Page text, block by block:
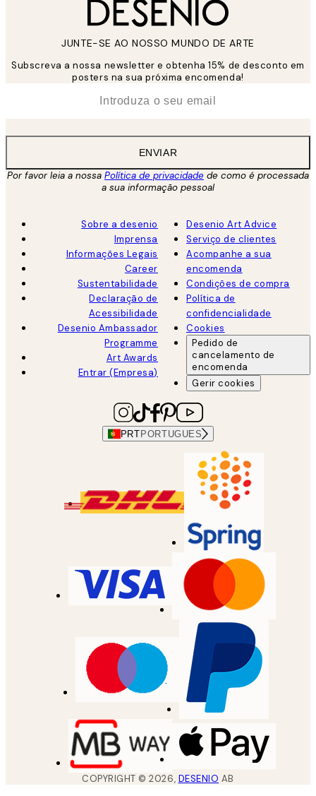
JUNTE-SE AO NOSSO MUNDO DE ARTE
Subscreva a nossa newsletter e obtenha 15% de desconto em
posters na sua próxima encomenda!
ENVIAR
Por favor leia a nossa Política de privacidade de como é processada
a sua informação pessoal
Sobre a desenio
Imprensa
Informações Legais
Career
Sustentabilidade
Declaração de
Acessibilidade
Desenio Ambassador
Programme
Art Awards
Entrar (Empresa)
Desenio Art Advice
Serviço de clientes
Acompanhe a sua
encomenda
Condições de compra
Política de
confidencialidade
Cookies
Pedido de
cancelamento de
encomenda
Gerir cookies
PRT PORTUGUES
COPYRIGHT ©2026, DESENIO AB